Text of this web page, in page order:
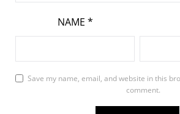
NAME *
Save my name, email, and website in this
comment.